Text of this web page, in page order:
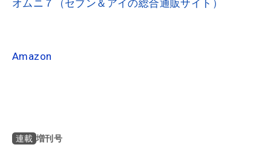
オムニ７（セブン＆アイの総合通販サイト）
Amazon
連載 増刊号